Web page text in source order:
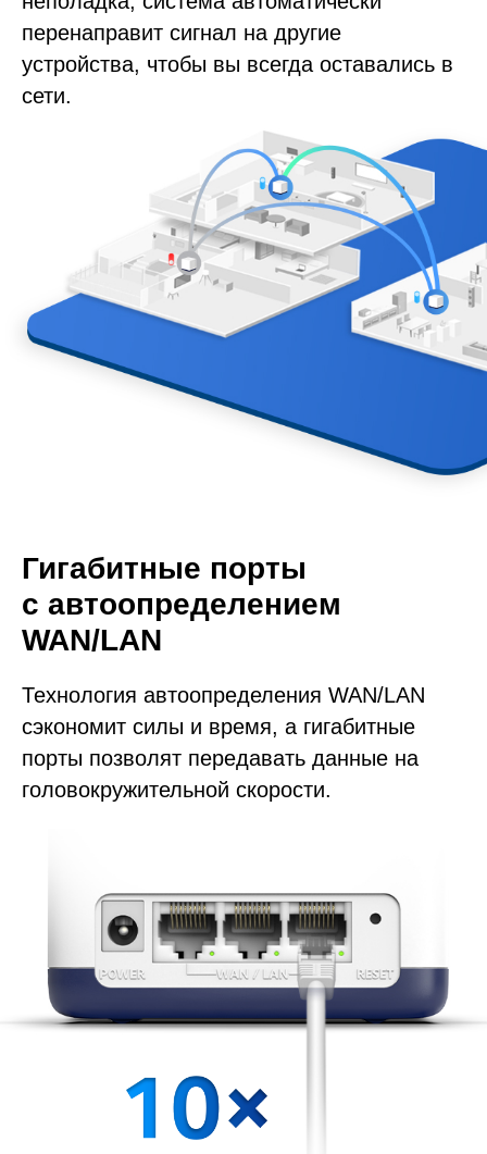
перенаправит сигнал на другие
устройства, чтобы вы всегда оставались в
сети.
Гигабитные порты
с автоопределением
WAN/LAN
Технология автоопределения WAN/LAN
сэкономит силы и время, а гигабитные
порты позволят передавать данные на
головокружительной скорости.